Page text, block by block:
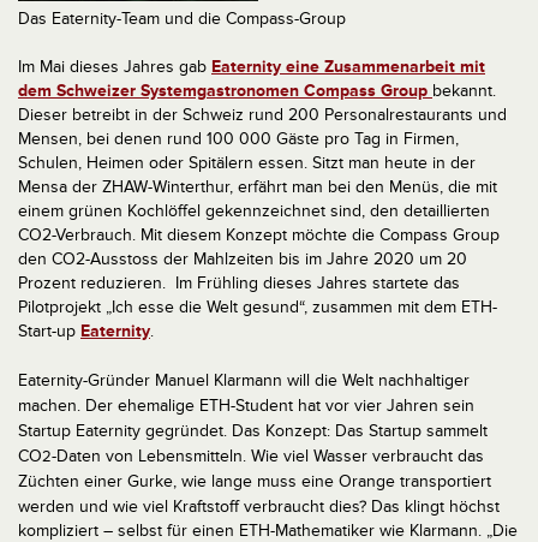
Das Eaternity-Team und die Compass-Group
Im Mai dieses Jahres gab Eaternity eine Zusammenarbeit mit
dem Schweizer Systemgastronomen Compass Group bekannt.
Dieser betreibt in der Schweiz rund 200 Personalrestaurants und
Mensen, bei denen rund 100 000 Gäste pro Tag in Firmen,
Schulen, Heimen oder Spitälern essen. Sitzt man heute in der
Mensa der ZHAW-Winterthur, erfährt man bei den Menüs, die mit
einem grünen Kochlöffel gekennzeichnet sind, den detaillierten
CO2-Verbrauch. Mit diesem Konzept möchte die Compass Group
den CO2-Ausstoss der Mahlzeiten bis im Jahre 2020 um 20
Prozent reduzieren. Im Frühling dieses Jahres startete das
Pilotprojekt „Ich esse die Welt gesund“, zusammen mit dem ETH-
Start-up Eaternity.
Eaternity-Gründer Manuel Klarmann will die Welt nachhaltiger
machen. Der ehemalige ETH-Student hat vor vier Jahren sein
Startup Eaternity gegründet. Das Konzept: Das Startup sammelt
CO2-Daten von Lebensmitteln. Wie viel Wasser verbraucht das
Züchten einer Gurke, wie lange muss eine Orange transportiert
werden und wie viel Kraftstoff verbraucht dies? Das klingt höchst
kompliziert – selbst für einen ETH-Mathematiker wie Klarmann. „Die